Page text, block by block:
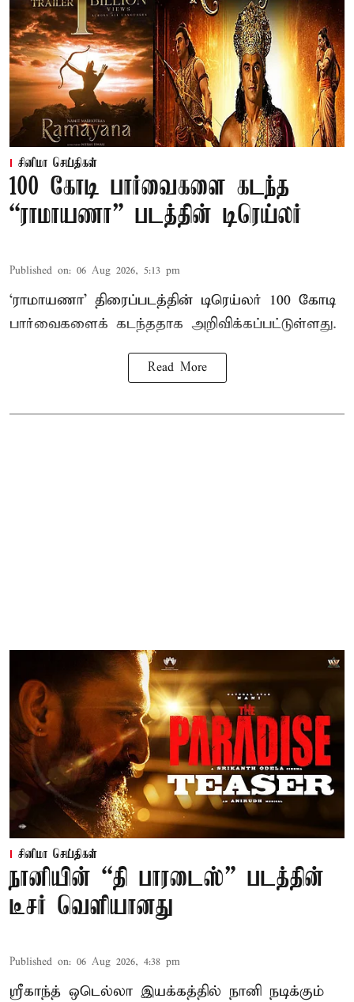
சினிமா செய்திகள்
100 கோடி பார்வைகளை கடந்த
“ராமாயணா” படத்தின் டிரெய்லர்
Published on: 06 Aug 2026, 5:13 pm
‘ராமாயணா’ திரைப்படத்தின் டிரெய்லர் 100 கோடி
பார்வைகளைக் கடந்ததாக அறிவிக்கப்பட்டுள்ளது.
Read More
சினிமா செய்திகள்
நானியின் “தி பாரடைஸ்” படத்தின்
டீசர் வெளியானது
Published on: 06 Aug 2026, 4:38 pm
ஸ்ரீகாந்த் ஒடெல்லா இயக்கத்தில் நானி நடிக்கும்